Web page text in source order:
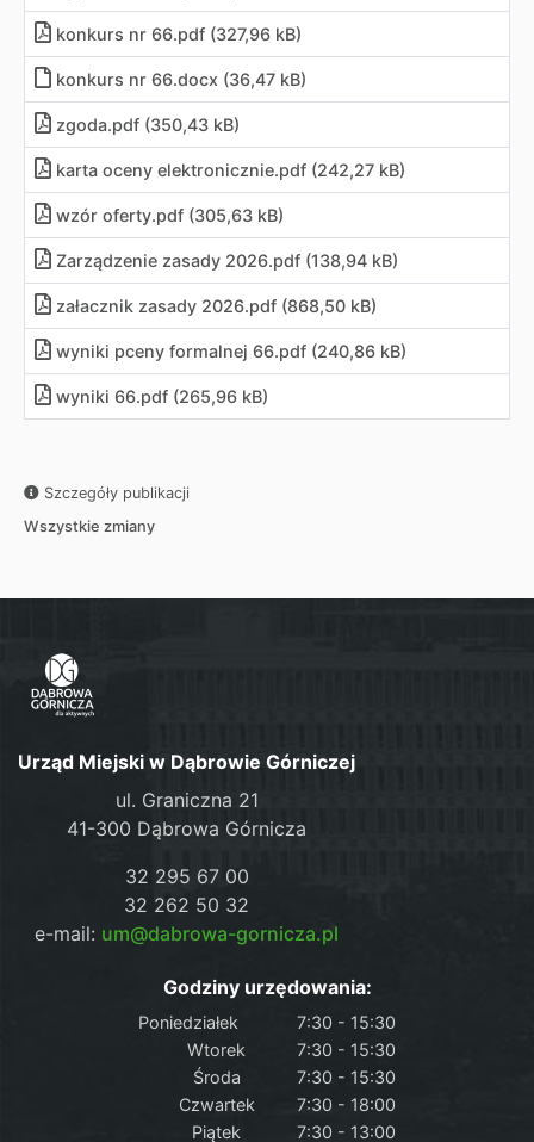
konkurs nr 66.pdf (327,96 kB)
konkurs nr 66.docx (36,47 kB)
zgoda.pdf (350,43 kB)
karta oceny elektronicznie.pdf (242,27 kB)
wzór oferty.pdf (305,63 kB)
Zarządzenie zasady 2026.pdf (138,94 kB)
załacznik zasady 2026.pdf (868,50 kB)
wyniki pceny formalnej 66.pdf (240,86 kB)
wyniki 66.pdf (265,96 kB)
Szczegóły publikacji
Wszystkie zmiany
Urząd Miejski w Dąbrowie Górniczej
ul. Graniczna 21
41-300 Dąbrowa Górnicza
32 295 67 00
32 262 50 32
e-mail: um@dabrowa-gornicza.pl
Godziny urzędowania:
Poniedziałek
7:30 - 15:30
Wtorek
7:30 - 15:30
Środa
7:30 - 15:30
Czwartek
7:30 - 18:00
Piątek
7:30 - 13:00